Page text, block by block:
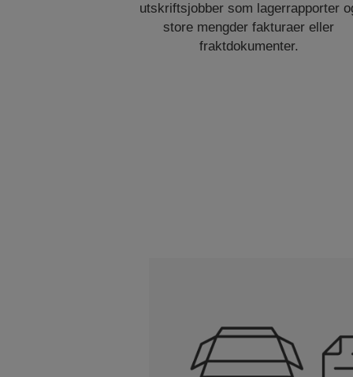
utskriftsjobber som lagerrapporter
store mengder fakturaer eller
fraktdokumenter.